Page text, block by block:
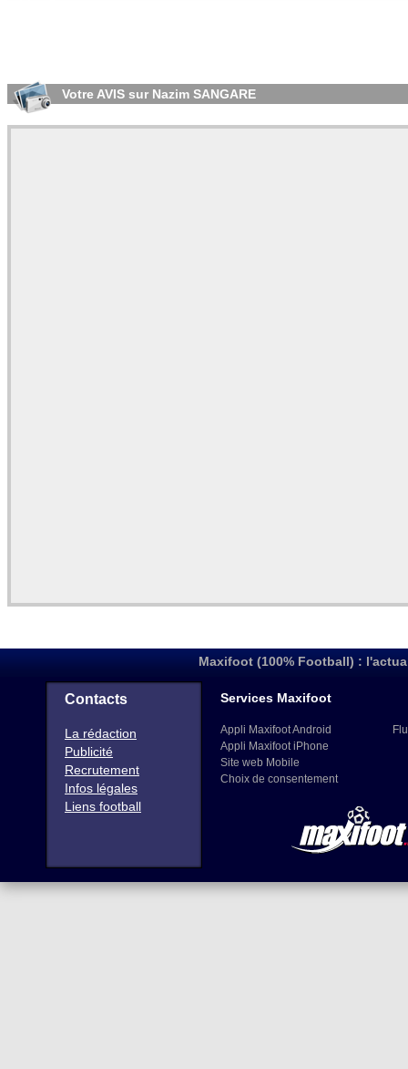
Votre AVIS sur Nazim SANGARE
Maxifoot (100% Football) :
Contacts
La rédaction
Publicité
Recrutement
Infos légales
Liens football
Services Maxifoot
Appli Maxifoot Android
Appli Maxifoot iPhone
Site web Mobile
Choix de consentement